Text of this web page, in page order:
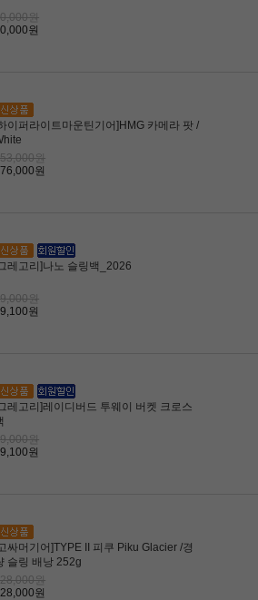
원
원
이퍼라이트마운틴기어]HMG 카메라 팟 /
원
원
레고리]나노 슬링백_2026
원
원
레고리]레이디버드 투웨이 버켓 크로스
원
원
싸머기어]TYPE II 피쿠 Piku Glacier /경
슬링 배낭 252g
원
원